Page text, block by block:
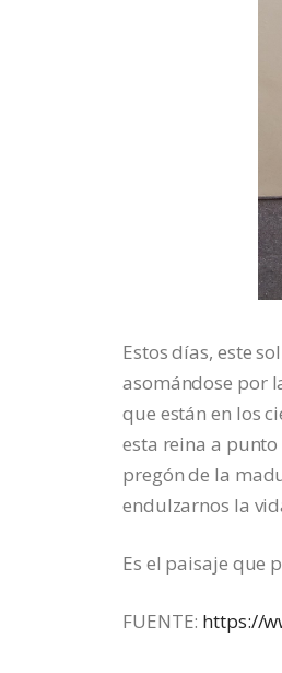
Estos días, este
asomándose por
que están en los
esta reina a
pregón de la
endulzarnos la
Es el paisaje que
FUENTE: https://